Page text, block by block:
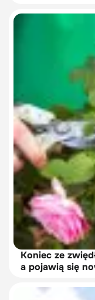
Koniec ze
a pojawią się